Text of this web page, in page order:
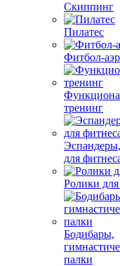
Скиппинг
Пилатес
Фитбол-
тренинг
для
Ролики для
Бодибары,
палки